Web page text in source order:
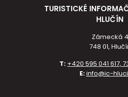
TURISTICKÉ
HLUČÍN
Zámecká 4
748 01,
T: +420 595 041 617,
E:info@ic-